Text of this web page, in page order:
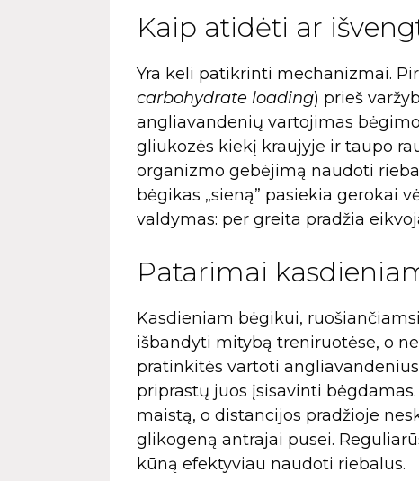
Kaip atidėti ar
Yra keli patikrinti mechanizmai.
carbohydrate loading) prieš
angliavandenių vartojimas
gliukozės kiekį kraujyje ir taupo
organizmo gebėjimą naudoti
bėgikas „sieną” pasiekia gerokai
valdymas: per greita pradžia
Patarimai
Kasdieniam bėgikui,
išbandyti mitybą treniruotėse, o
pratinkitės vartoti
priprastų juos įsisavinti
maistą, o distancijos pradžioje
glikogeną antrajai pusei.
kūną efektyviau naudoti riebalus.